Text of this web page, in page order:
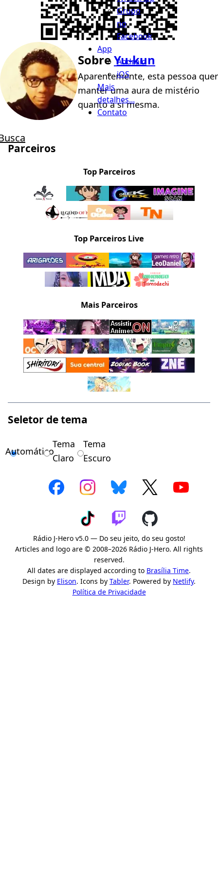
Grupo
no
Facebook
App
Android
iOS
Mais
detalhes...
Contato
SobreYu-kun
Aparentemente, esta pessoa quer
manter uma aura de mistério
quanto a si mesma.
Parceiros
Top Parceiros
Top Parceiros Live
Mais Parceiros
Seletor de tema
Automático
Tema
Claro
Tema
Escuro
Rádio J-Hero v5.0 — Do seu jeito, do seu gosto!
Articles and logo are © 2008–2026 Rádio J-Hero. All rights
reserved.
All dates are displayed according to Brasília Time.
Design by Elison. Icons by Tabler. Powered by Netlify.
Política de Privacidade